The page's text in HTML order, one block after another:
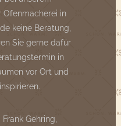
Ofenmacherei in
keine Beratung,
Sie gerne dafür
in
vor Ort und
Gehring,